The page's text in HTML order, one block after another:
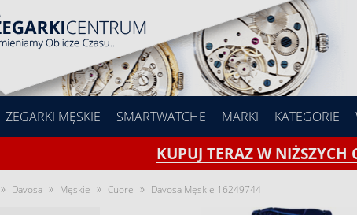
ZEGARKI MĘSKIE SMARTWATCHE MARKI KATEGORIE
KUPUJ TERAZ W
» Davosa » Męskie » Cuore » Davosa Męskie 16249744